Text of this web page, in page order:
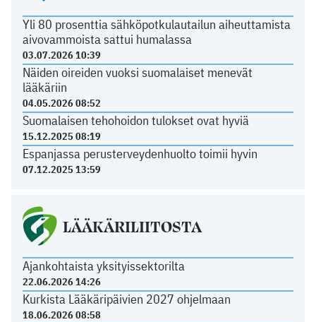
Yli 80 prosenttia sähköpotkulautailun aiheuttamista
aivovammoista sattui humalassa
03.07.2026 10:39
Näiden oireiden vuoksi suomalaiset menevät
lääkäriin
04.05.2026 08:52
Suomalaisen tehohoidon tulokset ovat hyviä
15.12.2025 08:19
Espanjassa perusterveydenhuolto toimii hyvin
07.12.2025 13:59
LÄÄKÄRILIITOSTA
Ajankohtaista yksityissektorilta
22.06.2026 14:26
Kurkista Lääkäripäivien 2027 ohjelmaan
18.06.2026 08:58